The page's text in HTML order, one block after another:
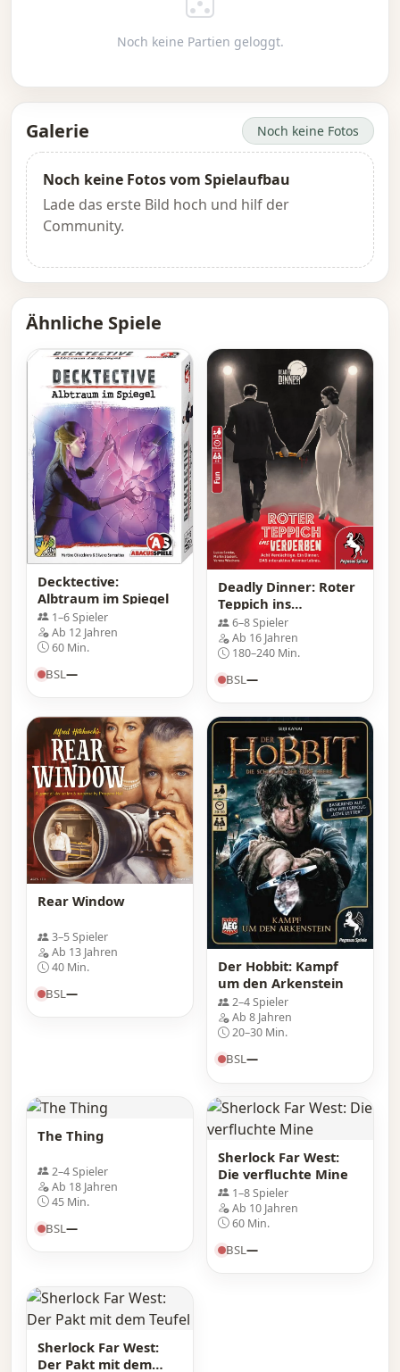
Noch keine Partien geloggt.
Galerie Noch keine Fotos
Noch keine Fotos vom Spielaufbau
Lade das erste Bild hoch und hilf der
Community.
Ähnliche Spiele
Decktective:
Albtraum im Spiegel
1–6 Spieler
Ab 12 Jahren
60 Min.
BSL—
Deadly Dinner: Roter
Teppich ins
Verderben
6–8 Spieler
Ab 16 Jahren
180–240 Min.
BSL—
Rear Window
3–5 Spieler
Ab 13 Jahren
40 Min.
BSL—
Der Hobbit: Kampf
um den Arkenstein
2–4 Spieler
Ab 8 Jahren
20–30 Min.
BSL—
The Thing
2–4 Spieler
Ab 18 Jahren
45 Min.
BSL—
Sherlock Far West:
Die verfluchte Mine
1–8 Spieler
Ab 10 Jahren
60 Min.
BSL—
Sherlock Far West:
Der Pakt mit dem